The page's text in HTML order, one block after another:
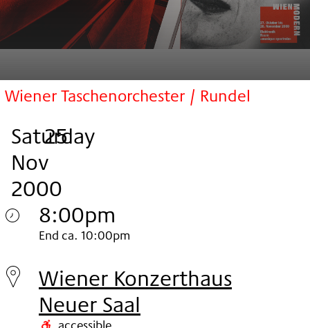
Wiener Taschenorchester / Rundel
Saturday
, 25
.
Nov
2000
.
8:00pm
Saturday
25.
Nov
2000
End ca. 10:00pm
Wiener Konzerthaus
Neuer Saal